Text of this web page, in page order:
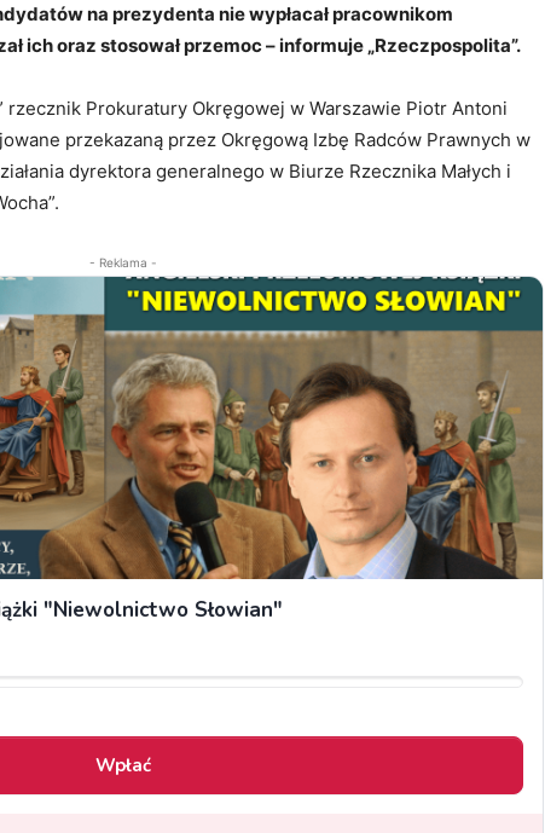
na prezydenta nie wypłacał pracownikom
ich oraz stosował przemoc – informuje „Rzeczpospolita”.
rzecznik Prokuratury Okręgowej w Warszawie Piotr Antoni
przekazaną przez Okręgową Izbę Radców Prawnych w
dyrektora generalnego w Biurze Rzecznika Małych i
- Reklama -